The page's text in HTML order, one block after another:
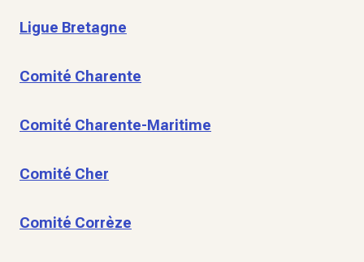
Ligue Bretagne
Comité Charente
Comité Charente-Maritime
Comité Cher
Comité Corrèze